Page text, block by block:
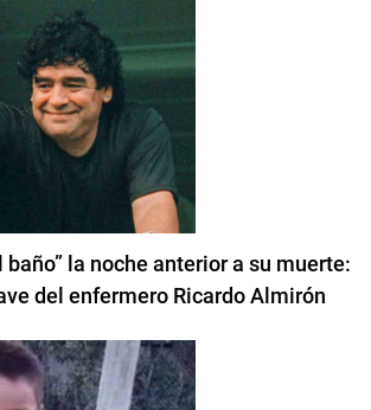
baño” la noche anterior a su muerte:
del enfermero Ricardo Almirón